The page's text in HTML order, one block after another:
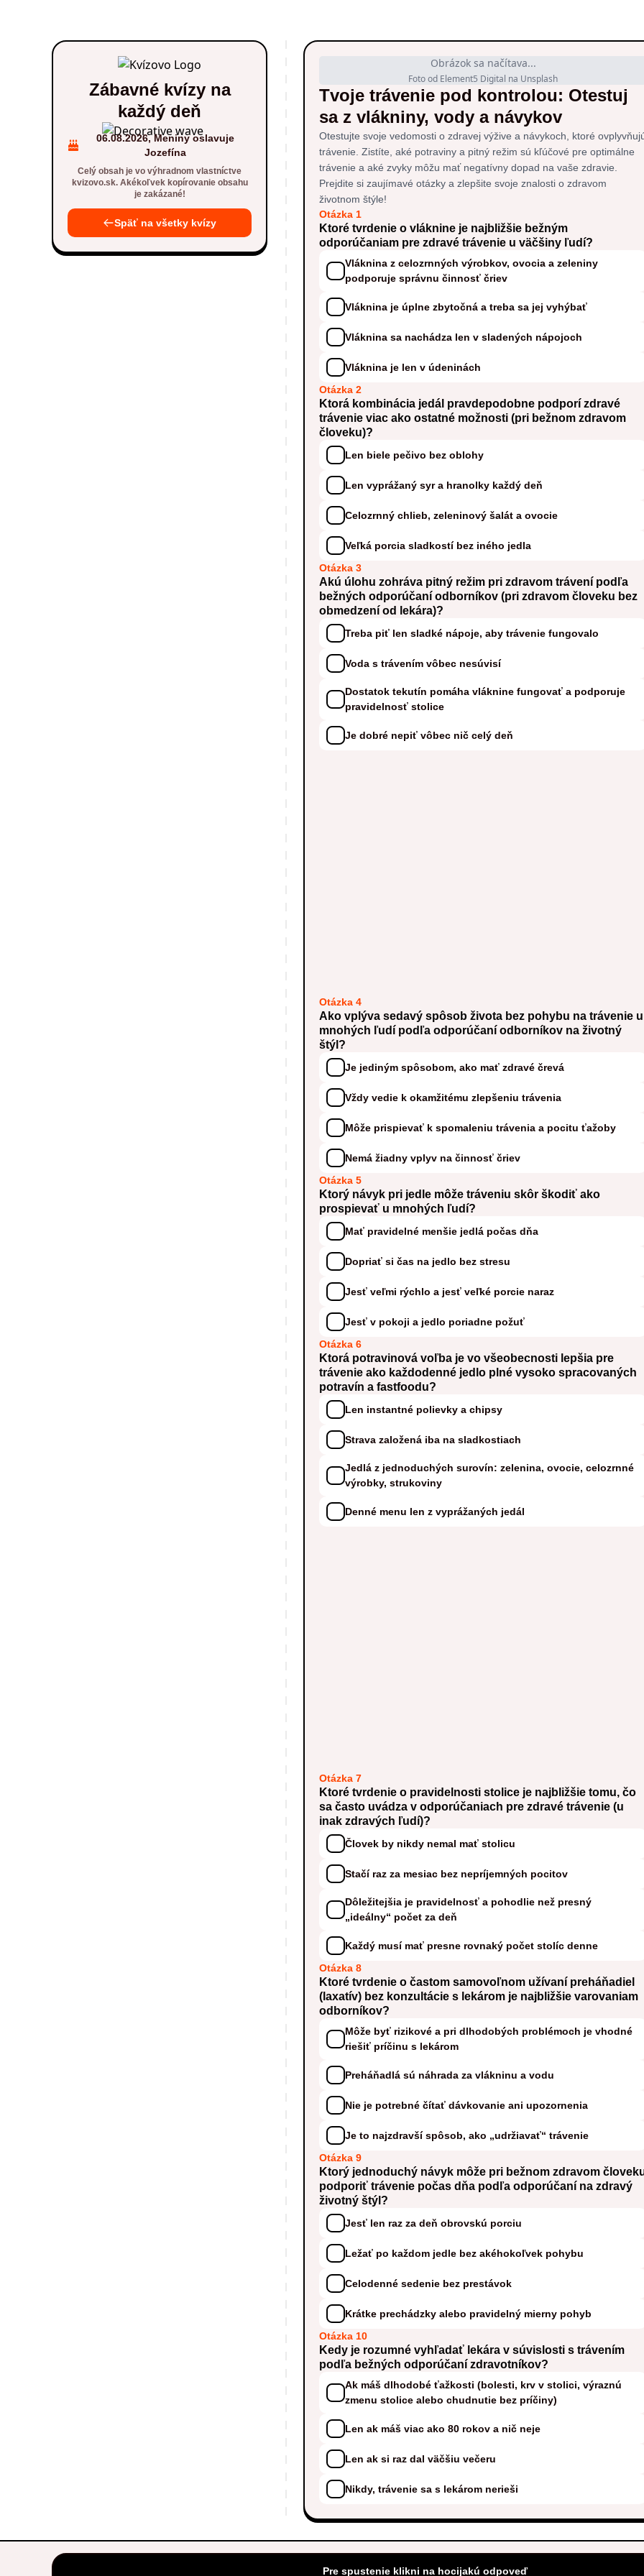
Zábavné kvízy na
každý deň
06.08.2026, Meniny oslavuje
Jozefína
Celý obsah je vo výhradnom vlastníctve
kvizovo.sk. Akékoľvek kopírovanie obsahu
je zakázané!
Späť na všetky kvízy
Obrázok sa načítava...
Foto od Element5 Digital na Unsplash
Tvoje trávenie pod kontrolou: Otestuj
sa z vlákniny, vody a návykov
Otestujte svoje vedomosti o zdravej výžive a návykoch, ktoré
trávenie. Zistíte, aké potraviny a pitný režim sú kľúčové pre optimálne
trávenie a aké zvyky môžu mať negatívny dopad na vaše zdravie.
Prejdite si zaujímavé otázky a zlepšite svoje znalosti o zdravom
životnom štýle!
Otázka 1
Ktoré tvrdenie o vláknine je najbližšie bežným
odporúčaniam pre zdravé trávenie u väčšiny ľudí?
Vláknina z celozrnných výrobkov, ovocia a zeleniny
podporuje správnu činnosť čriev
Vláknina je úplne zbytočná a treba sa jej vyhýbať
Vláknina sa nachádza len v sladených nápojoch
Vláknina je len v údeninách
Otázka 2
Ktorá kombinácia jedál pravdepodobne podporí zdravé
trávenie viac ako ostatné možnosti (pri bežnom zdravom
človeku)?
Len biele pečivo bez oblohy
Len vyprážaný syr a hranolky každý deň
Celozrnný chlieb, zeleninový šalát a ovocie
Veľká porcia sladkostí bez iného jedla
Otázka 3
Akú úlohu zohráva pitný režim pri zdravom trávení podľa
bežných odporúčaní odborníkov (pri zdravom človeku bez
obmedzení od lekára)?
Treba piť len sladké nápoje, aby trávenie fungovalo
Voda s trávením vôbec nesúvisí
Dostatok tekutín pomáha vláknine fungovať a podporuje
pravidelnosť stolice
Je dobré nepiť vôbec nič celý deň
Otázka 4
Ako vplýva sedavý spôsob života bez pohybu na trávenie u
mnohých ľudí podľa odporúčaní odborníkov na životný
štýl?
Je jediným spôsobom, ako mať zdravé črevá
Vždy vedie k okamžitému zlepšeniu trávenia
Môže prispievať k spomaleniu trávenia a pocitu ťažoby
Nemá žiadny vplyv na činnosť čriev
Otázka 5
Ktorý návyk pri jedle môže tráveniu skôr škodiť ako
prospievať u mnohých ľudí?
Mať pravidelné menšie jedlá počas dňa
Dopriať si čas na jedlo bez stresu
Jesť veľmi rýchlo a jesť veľké porcie naraz
Jesť v pokoji a jedlo poriadne požuť
Otázka 6
Ktorá potravinová voľba je vo všeobecnosti lepšia pre
trávenie ako každodenné jedlo plné vysoko spracovaných
potravín a fastfoodu?
Len instantné polievky a chipsy
Strava založená iba na sladkostiach
Jedlá z jednoduchých surovín: zelenina, ovocie, celozrnné
výrobky, strukoviny
Denné menu len z vyprážaných jedál
Otázka 7
Ktoré tvrdenie o pravidelnosti stolice je najbližšie tomu, čo
sa často uvádza v odporúčaniach pre zdravé trávenie (u
inak zdravých ľudí)?
Človek by nikdy nemal mať stolicu
Stačí raz za mesiac bez nepríjemných pocitov
Dôležitejšia je pravidelnosť a pohodlie než presný
„ideálny“ počet za deň
Každý musí mať presne rovnaký počet stolíc denne
Otázka 8
Ktoré tvrdenie o častom samovoľnom užívaní preháňadiel
(laxatív) bez konzultácie s lekárom je najbližšie varovaniam
odborníkov?
Môže byť rizikové a pri dlhodobých problémoch je vhodné
riešiť príčinu s lekárom
Preháňadlá sú náhrada za vlákninu a vodu
Nie je potrebné čítať dávkovanie ani upozornenia
Je to najzdravší spôsob, ako „udržiavať“ trávenie
Otázka 9
Ktorý jednoduchý návyk môže pri bežnom zdravom
podporiť trávenie počas dňa podľa odporúčaní na zdravý
životný štýl?
Jesť len raz za deň obrovskú porciu
Ležať po každom jedle bez akéhokoľvek pohybu
Celodenné sedenie bez prestávok
Krátke prechádzky alebo pravidelný mierny pohyb
Otázka 10
Kedy je rozumné vyhľadať lekára v súvislosti s trávením
podľa bežných odporúčaní zdravotníkov?
Ak máš dlhodobé ťažkosti (bolesti, krv v stolici, výraznú
zmenu stolice alebo chudnutie bez príčiny)
Len ak máš viac ako 80 rokov a nič neje
Len ak si raz dal väčšiu večeru
Nikdy, trávenie sa s lekárom nerieši
Pre spustenie klikni na hocijakú odpoveď